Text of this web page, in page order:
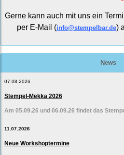
Gerne kann auch mit uns ein
per E-Mail (info@stempelbar.de)
News
07.08.2026
Stempel-Mekka 2026
Am 05.09.26 und 06.09.26 findet das
11.07.2026
Neue Workshoptermine